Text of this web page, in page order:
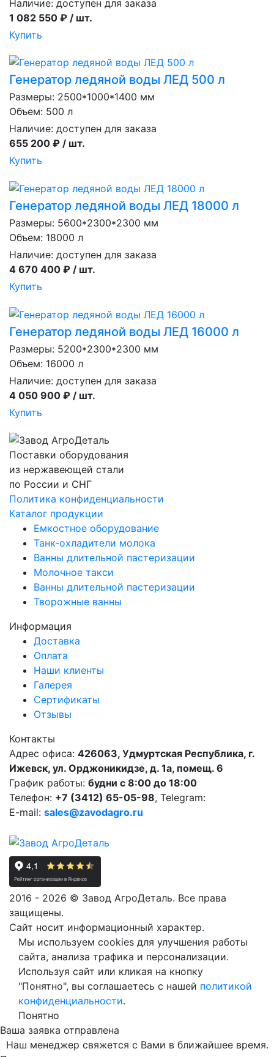
Наличие: доступен для заказа
1 082 550 ₽ / шт.
Купить
Генератор ледяной воды ЛЕД 500 л
Размеры: 2500*1000*1400 мм
Объем: 500 л
Наличие: доступен для заказа
655 200 ₽ / шт.
Купить
Генератор ледяной воды ЛЕД 18000 л
Размеры: 5600*2300*2300 мм
Объем: 18000 л
Наличие: доступен для заказа
4 670 400 ₽ / шт.
Купить
Генератор ледяной воды ЛЕД 16000 л
Размеры: 5200*2300*2300 мм
Объем: 16000 л
Наличие: доступен для заказа
4 050 900 ₽ / шт.
Купить
Поставки оборудования
из нержавеющей стали
по России и СНГ
Политика конфиденциальности
Каталог продукции
Емкостное оборудование
Танк-охладители молока
Ванны длительной пастеризации
Молочное такси
Ванны длительной пастеризации
Творожные ванны
Информация
Доставка
Оплата
Наши клиенты
Галерея
Сертификаты
Отзывы
Контакты
Адрес офиса: 426063, Удмуртская Республика, г.
Ижевск, ул. Орджоникидзе, д. 1а, помещ. 6
График работы: будни с 8:00 до 18:00
Телефон: +7 (3412) 65-05-98, Telegram:
E-mail: sales@zavodagro.ru
2016 - 2026 © Завод АгроДеталь. Все права
защищены.
Сайт носит информационный характер.
Мы используем cookies для улучшения работы
сайта, анализа трафика и персонализации.
Используя сайт или кликая на кнопку
"Понятно", вы соглашаетесь с нашей политикой
конфиденциальности.
Понятно
Ваша заявка отправлена
Наш менеджер свяжется с Вами в ближайшее время.